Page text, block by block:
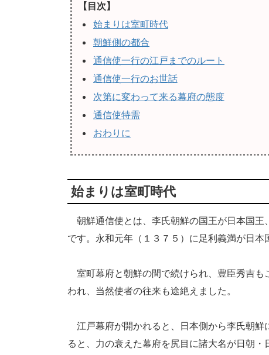
【目次】
始まりは室町時代
朝鮮側の都合
通信使一行の江戸までのルート
通信使一行のお世話
次第に変わって来る幕府の態度
通信使特需
おわりに
始まりは室町時代
朝鮮通信使とは、李氏朝鮮の国王が日本国王
です。永和元年（１３７５）に足利義満が日本
室町幕府と朝鮮の間で続けられ、豊臣秀吉も
われ、当然使者の往来も途絶えました。
江戸幕府が開かれると、日本側から李氏朝鮮
ると、力の衰えた幕府を尻目に諸大名が日朝